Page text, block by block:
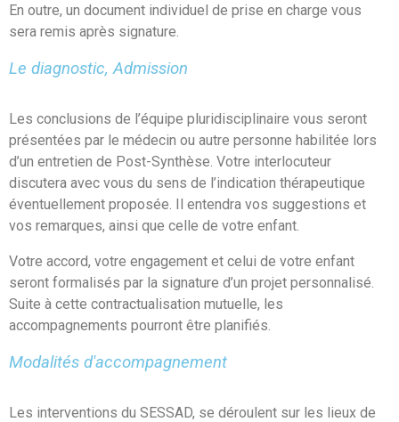
En outre, un document individuel de prise en charge vous
sera remis après signature.
Le diagnostic, Admission
Les conclusions de l’équipe pluridisciplinaire vous seront
présentées par le médecin ou autre personne habilitée lors
d’un entretien de Post-Synthèse. Votre interlocuteur
discutera avec vous du sens de l’indication thérapeutique
éventuellement proposée. Il entendra vos suggestions et
vos remarques, ainsi que celle de votre enfant.
Votre accord, votre engagement et celui de votre enfant
seront formalisés par la signature d’un projet personnalisé.
Suite à cette contractualisation mutuelle, les
accompagnements pourront être planifiés.
Modalités d'accompagnement
Les interventions du SESSAD, se déroulent sur les lieux de